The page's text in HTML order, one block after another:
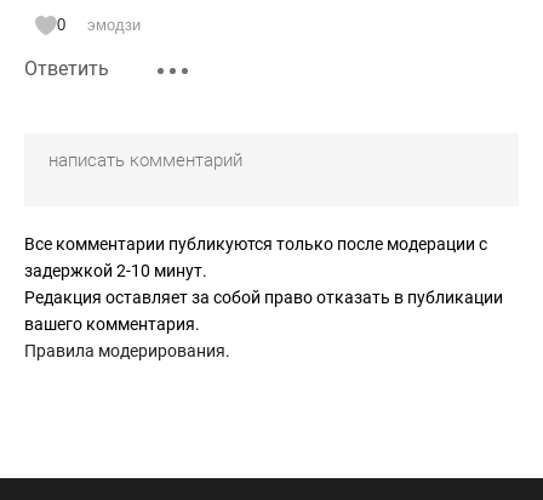
0 эмодзи
Ответить
Все комментарии публикуются только после модерации с
задержкой 2-10 минут.
Редакция оставляет за собой право отказать в публикации
вашего комментария.
Правила модерирования.